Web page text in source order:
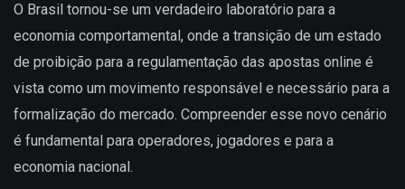
O Brasil tornou-se um verdadeiro laboratório para a
economia comportamental, onde a transição de um estado
de proibição para a regulamentação das apostas online é
vista como um movimento responsável e necessário para a
formalização do mercado. Compreender esse novo cenário
é fundamental para operadores, jogadores e para a
economia nacional.